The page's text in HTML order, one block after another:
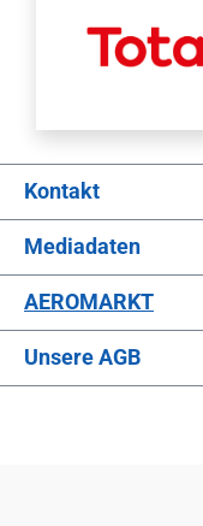
Kontakt
Mediadaten
AEROMARKT
Unsere AGB